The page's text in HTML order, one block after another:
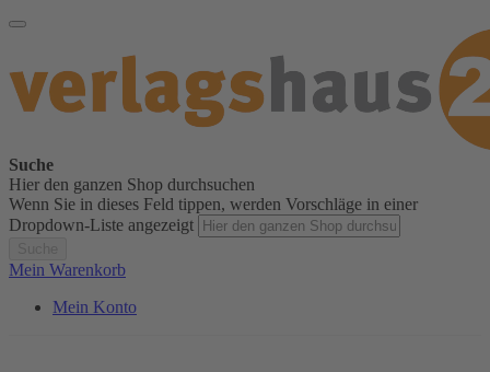
Suche
Hier den ganzen Shop durchsuchen
Wenn Sie in dieses Feld tippen, werden Vorschläge in einer
Dropdown-Liste angezeigt
Mein Warenkorb
Mein Konto